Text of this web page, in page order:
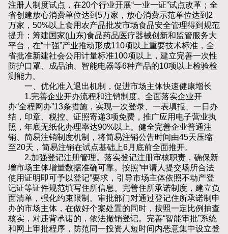
注册人制度试点，在20个行业开展“一业一证”试点改革；全
省创建放心消费单位达到5万家，放心消费示范单位达到2
万家，50%以上食用农产品批发市场食品安全管理得到规范
提升；筹建国家(山东)食品药品医疗器械创新和监管服务大
平台，在“十强”产业推动形成110项以上重要技术标准，全
省批准新建社会公用计量标准100项以上，建立完善一次性
防护口罩、成品油、智能电器等6种产品的10项以上检验检
测能力。
一、优化准入退出机制，促进市场主体快速健康增长
1.完善企业开办流程和注销制度。全面落实企业开
办“全程网办”13条措施，实现一次登录、一表填报、一日办
结，印章、税控、证照寄递3项免费，推广应用电子营业执
照，年底无纸化办理率达90%以上。健全完善企业普通注
销、简易注销制度机制，将简易注销公告时间由45天压缩
至20天，简易注销在试点基础上6月底前全面推开。
2.加强登记注册管理。落实登记注册审核职责，确保新
增市场主体增量数据准确可靠。按照“申请人提交场所合法
使用证明即可予以登记”要求，引导市场主体依照不动产登
记证等证件规范填写住所信息。完善住所承诺制度，建立负
面清单，强化约束限制。审批部门对通过登记住所承诺制申
办的市场主体，在做好个案处置的同时，按照一定比例抽查
核实，对违背承诺的，依法撤销登记。完善“智能审批”系统
和网上审批程序，防范同一投资人短时间内恶意集中设立登